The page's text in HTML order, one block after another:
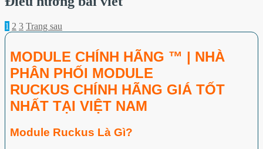
1 2 3 Trang sau
MODULE CHÍNH HÃNG ™ | NHÀ
PHÂN PHỐI MODULE
RUCKUS CHÍNH HÃNG GIÁ TỐT
NHẤT TẠI VIỆT NAM
Module Ruckus Là Gì?